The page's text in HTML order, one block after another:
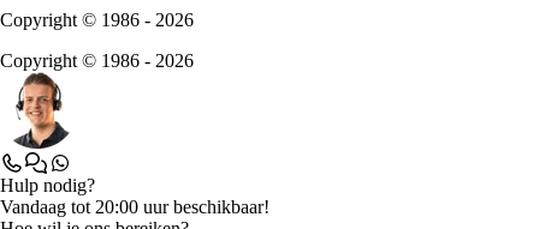
Copyright © 1986 - 2026
Copyright © 1986 - 2026
Hulp nodig?
Vandaag tot 20:00 uur beschikbaar!